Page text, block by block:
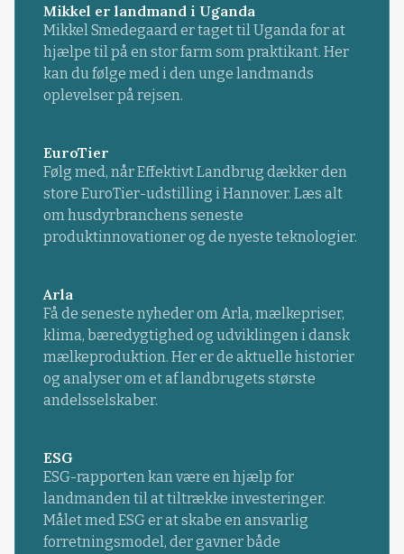
Mikkel er landmand i Uganda
Mikkel Smedegaard er taget til Uganda for at
hjælpe til på en stor farm som praktikant. Her
kan du følge med i den unge landmands
oplevelser på rejsen.
EuroTier
Følg med, når Effektivt Landbrug dækker den
store EuroTier-udstilling i Hannover. Læs alt
om husdyrbranchens seneste
produktinnovationer og de nyeste teknologier.
Arla
Få de seneste nyheder om Arla, mælkepriser,
klima, bæredygtighed og udviklingen i dansk
mælkeproduktion. Her er de aktuelle historier
og analyser om et af landbrugets største
andelsselskaber.
ESG
ESG-rapporten kan være en hjælp for
landmanden til at tiltrække investeringer.
Målet med ESG er at skabe en ansvarlig
forretningsmodel, der gavner både